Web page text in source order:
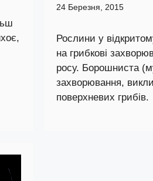
24 Березня, 2015
Рослини у
на грибкові
росу. Борошниста
захворювання,
поверхневих грибів.